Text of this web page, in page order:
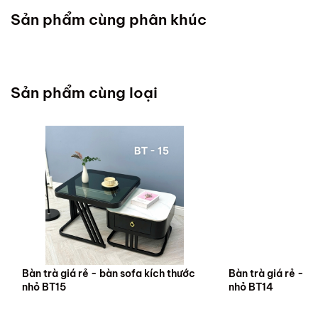
Sản phẩm cùng phân khúc
Sản phẩm cùng loại
Bàn trà giá rẻ - bàn sofa kích thước
nhỏ BT15
Bàn trà giá rẻ -
nhỏ BT14